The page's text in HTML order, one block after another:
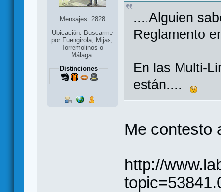
Mensajes: 2828
Ubicación: Buscarme
por Fuengirola, Mijas,
Torremolinos o
Málaga.
Distinciones
....Alguien
Reglamento
En las Multi-
están....
Me contesto
http://